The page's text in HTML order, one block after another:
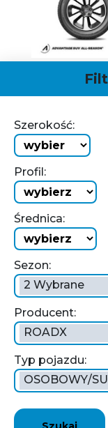
Szerokość:
Profil:
Średnica:
Sezon:
2 Wybrane
Producent:
ROADX
Typ pojazdu:
OSOBOWY/